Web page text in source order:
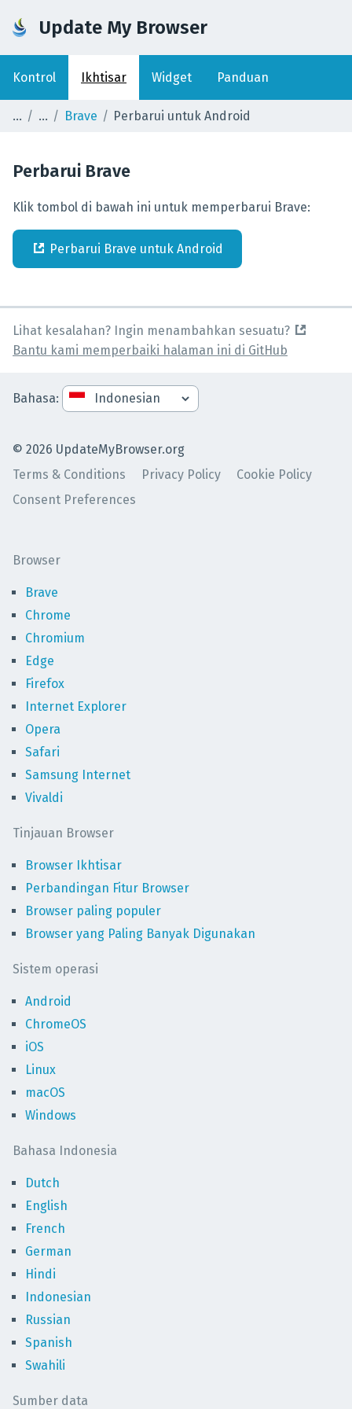
Update My Browser
Kontrol Ikhtisar Widget Panduan
Brave Perbarui untuk Android
Perbarui Brave
Klik tombol di bawah ini untuk memperbarui Brave:
Perbarui Brave untuk Android
Lihat kesalahan? Ingin menambahkan sesuatu?
Bantu kami memperbaiki halaman ini di GitHub
© 2026 UpdateMyBrowser.org
Terms & Conditions
Privacy Policy
Cookie Policy
Consent Preferences
Bahasa:
Browser
Brave
Chrome
Chromium
Edge
Firefox
Internet Explorer
Opera
Safari
Samsung Internet
Vivaldi
Tinjauan Browser
Browser Ikhtisar
Perbandingan Fitur Browser
Browser paling populer
Browser yang Paling Banyak Digunakan
Sistem operasi
Android
ChromeOS
iOS
Linux
macOS
Windows
Bahasa Indonesia
Dutch
English
French
German
Hindi
Indonesian
Russian
Spanish
Swahili
Sumber data